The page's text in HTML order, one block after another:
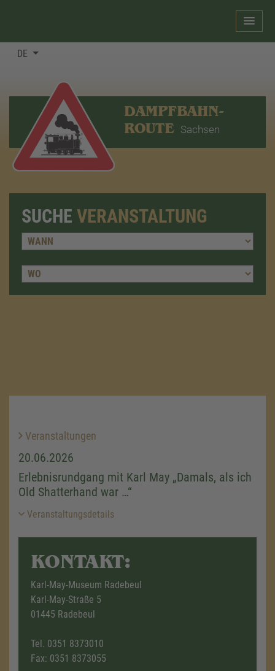
DE
DAMPFBAHN-
ROUTE Sachsen
SUCHE VERANSTALTUNG
Veranstaltungen
20.06.2026
Erlebnisrundgang mit Karl May „Damals, als ich
Old Shatterhand war …“
Veranstaltungsdetails
KONTAKT:
Karl-May-Museum Radebeul
Karl-May-Straße 5
01445 Radebeul
Tel. 0351 8373010
Fax: 0351 8373055